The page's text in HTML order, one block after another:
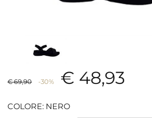
€ 69,90 -30% € 48,93
COLORE: NERO